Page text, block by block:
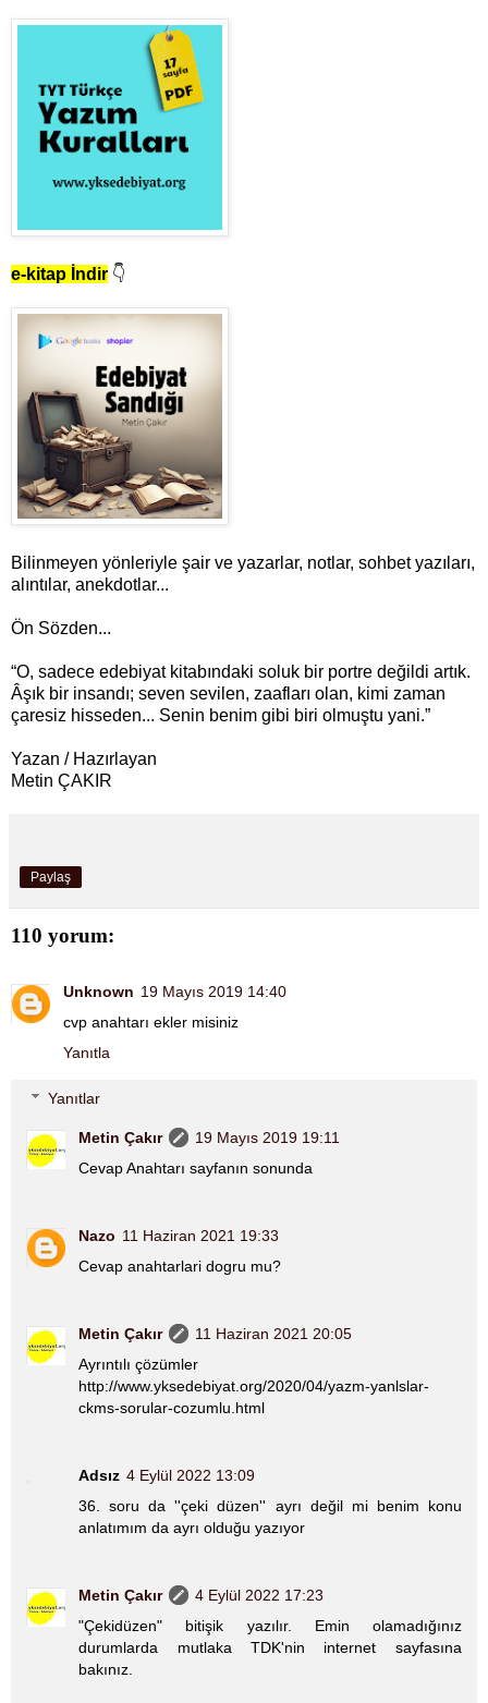
e-kitap İndir 👇
Bilinmeyen yönleriyle şair ve yazarlar, notlar, sohbet yazıları,
alıntılar, anekdotlar...
Ön Sözden...
“O, sadece edebiyat kitabındaki soluk bir portre değildi artık.
Âşık bir insandı; seven sevilen, zaafları olan, kimi zaman
çaresiz hisseden... Senin benim gibi biri olmuştu yani.”
Yazan / Hazırlayan
Metin ÇAKIR
Paylaş
110 yorum:
Unknown 19 Mayıs 2019 14:40
cvp anahtarı ekler misiniz
Yanıtla
Yanıtlar
Metin Çakır
19 Mayıs 2019 19:11
Cevap Anahtarı sayfanın sonunda
Nazo 11 Haziran 2021 19:33
Cevap anahtarlari dogru mu?
Metin Çakır
11 Haziran 2021 20:05
Ayrıntılı çözümler
http://www.yksedebiyat.org/2020/04/yazm-yanlslar-
ckms-sorular-cozumlu.html
Adsız 4 Eylül 2022 13:09
36. soru da ''çeki düzen'' ayrı değil mi benim konu
anlatımım da ayrı olduğu yazıyor
Metin Çakır
4 Eylül 2022 17:23
"Çekidüzen" bitişik yazılır. Emin olamadığınız
durumlarda mutlaka TDK'nin internet sayfasına
bakınız.